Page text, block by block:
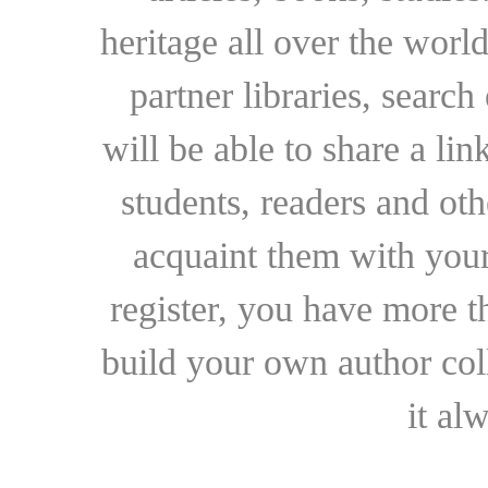
heritage all over the
partner libraries,
will be able to share a
students, readers and
acquaint them with
register, you have more
build your own author
it